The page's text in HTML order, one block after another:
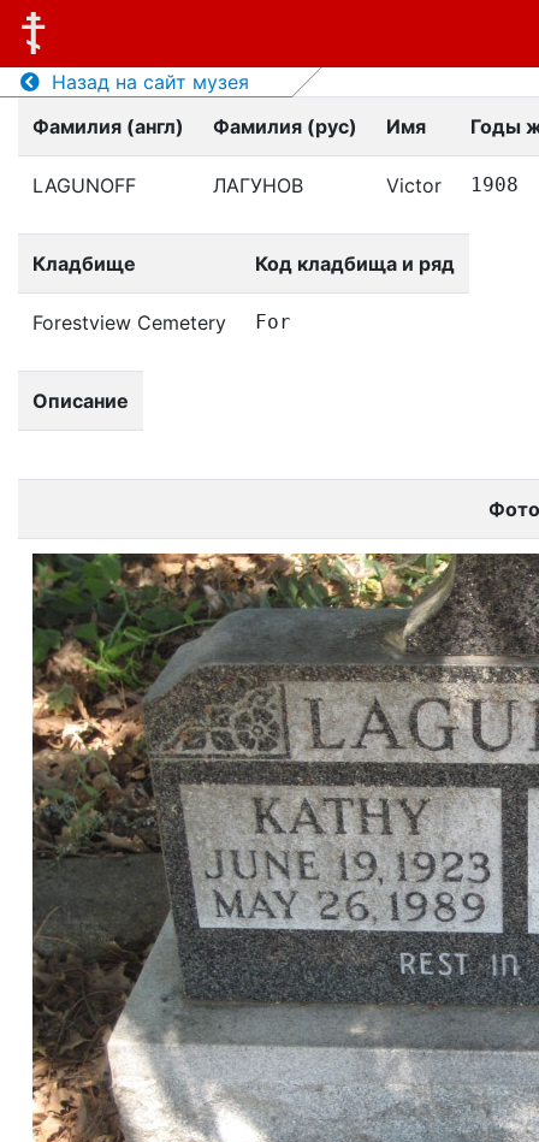
Назад на сайт музея
Фамилия (англ)
Фамилия (рус) Имя Годы
LAGUNOFF ЛАГУНОВ Victor 1908
Кладбище Код кладбища и ряд
Forestview Cemetery For
Описание
Фото